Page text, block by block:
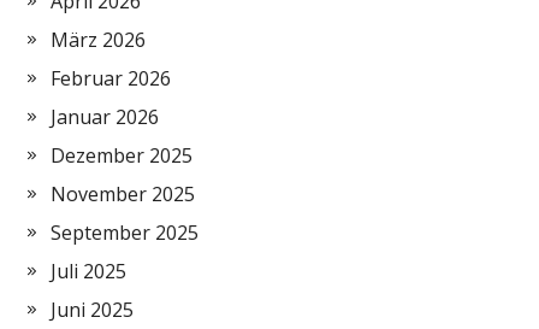
März 2026
Februar 2026
Januar 2026
Dezember 2025
November 2025
September 2025
Juli 2025
Juni 2025